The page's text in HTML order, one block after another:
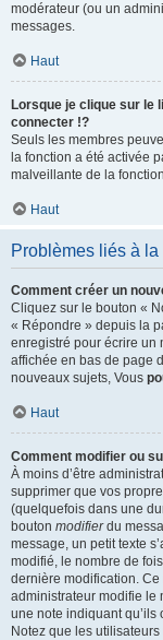
modérateur (ou un
messages.
Haut
Lorsque je clique sur le
connecter !?
Seuls les membres
la fonction a été activée
malveillante de la
Haut
Problèmes liés à
Comment créer un
Cliquez sur le bouton «
« Répondre » depuis la
enregistré pour écrire un
affichée en bas de page
nouveaux sujets, Vous
Haut
Comment modifier ou
À moins d’être
supprimer que vos
(quelquefois dans une
bouton modifierdu
message, un petit texte
modifié, le nombre de
dernière modification.
administrateur modifie le
une note indiquant
Notez que les